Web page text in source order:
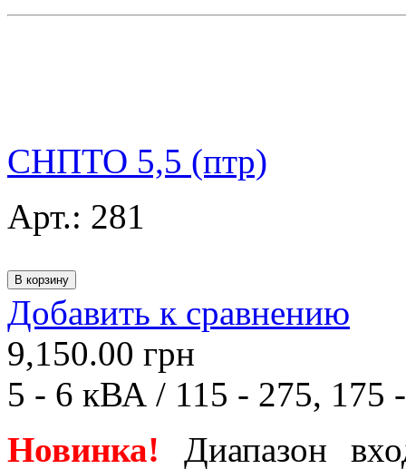
СНПТО 5,5 (птр)
Арт.: 281
Добавить к сравнению
9,150.00 грн
5 - 6 кВА / 115 - 275, 175
Новинка! Диапазон